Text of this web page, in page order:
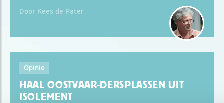
Door Kees de Pater
Opinie
HAAL OOSTVAAR-DERSPLASSEN UIT
ISOLEMENT